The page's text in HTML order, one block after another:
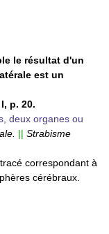
le résultat d'un
est un
p. 20.
deux organes ou
|| Strabisme
correspondant à
cérébraux.